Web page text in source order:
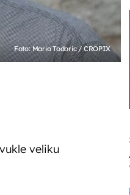
Foto: Mario Todoric / CROPIX
veliku